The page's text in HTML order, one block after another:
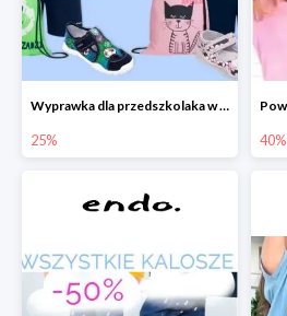
Wyprawka dla przedszkolaka w Endo do -25%
25% 40%